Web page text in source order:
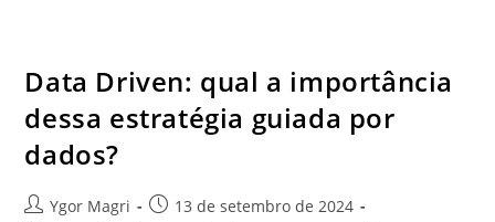
Data Driven: qual a importância
dessa estratégia guiada por
dados?
Ygor Magri
13 de setembro de 2024